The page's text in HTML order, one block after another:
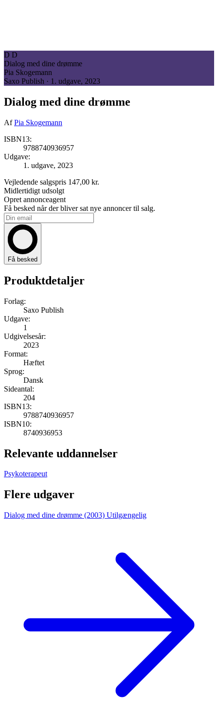
D D
Dialog med dine drømme
Pia Skogemann
Saxo Publish · 1. udgave, 2023
Dialog med dine drømme
AfPia Skogemann
ISBN13:
9788740936957
Udgave:
1. udgave, 2023
Vejledende salgspris 147,00 kr.
Midlertidigt udsolgt
Opret annonceagent
Få besked når der bliver sat nye annoncer til salg.
Få besked
Produktdetaljer
Forlag:
Saxo Publish
Udgave:
1
Udgivelsesår:
2023
Format:
Hæftet
Sprog:
Dansk
Sideantal:
204
ISBN13:
9788740936957
ISBN10:
8740936953
Relevante uddannelser
Psykoterapeut
Flere udgaver
Dialog med dine drømme (2003) Utilgængelig